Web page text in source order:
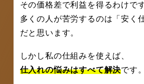
その価格差で利益を得るわけで
多くの人が苦労するのは「安く
だと思います。
しかし私の仕組みを使えば、
仕入れの悩みはすべて解決です。